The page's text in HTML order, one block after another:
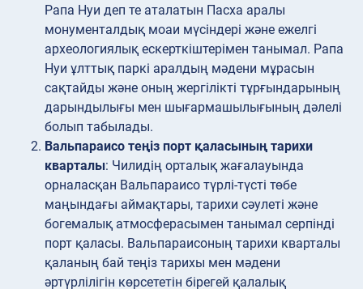
Рапа Нуи деп те аталатын Пасха аралы
монументалдық моаи мүсіндері және ежелгі
археологиялық ескерткіштерімен танымал. Рапа
Нуи ұлттық паркі аралдың мәдени мұрасын
сақтайды және оның жергілікті тұрғындарының
дарындылығы мен шығармашылығының дәлелі
болып табылады.
Вальпараисо теңіз порт қаласының тарихи
кварталы: Чилидің орталық жағалауында
орналасқан Вальпараисо түрлі-түсті төбе
маңындағы аймақтары, тарихи сәулеті және
богемалық атмосферасымен танымал серпінді
порт қаласы. Вальпараисоның тарихи кварталы
қаланың бай теңіз тарихы мен мәдени
әртүрлілігін көрсететін бірегей қалалық